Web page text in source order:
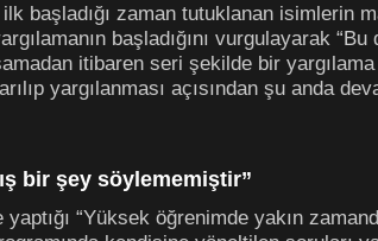
başladığı zaman tutuklanan isimlerin
başladığını vurgulayarak
itibaren seri şekilde bir
yargılanması açısından şu anda
bir şey söylememiştir”
yaptığı “Yüksek öğrenimde yakın